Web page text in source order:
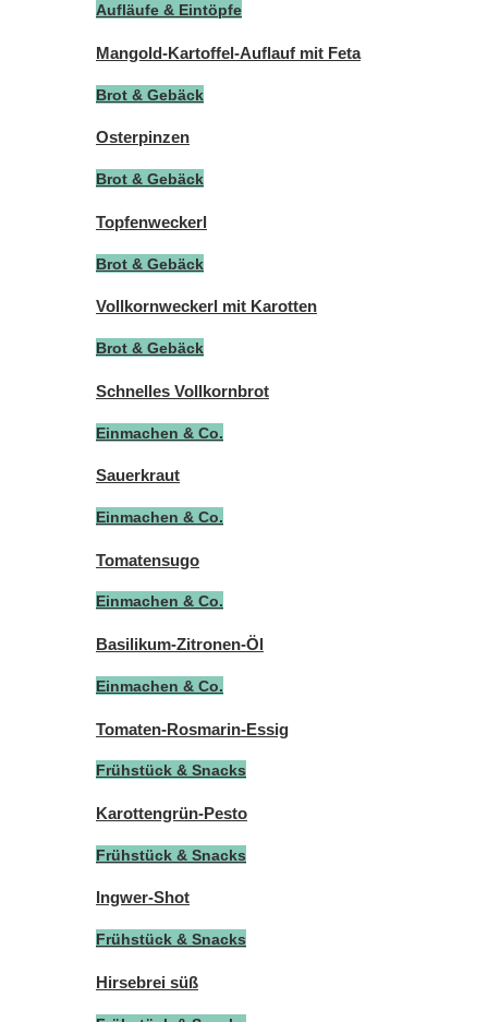
Aufläufe & Eintöpfe
Mangold-Kartoffel-Auflauf mit Feta
Brot & Gebäck
Osterpinzen
Brot & Gebäck
Topfenweckerl
Brot & Gebäck
Vollkornweckerl mit Karotten
Brot & Gebäck
Schnelles Vollkornbrot
Einmachen & Co.
Sauerkraut
Einmachen & Co.
Tomatensugo
Einmachen & Co.
Basilikum-Zitronen-Öl
Einmachen & Co.
Tomaten-Rosmarin-Essig
Frühstück & Snacks
Karottengrün-Pesto
Frühstück & Snacks
Ingwer-Shot
Frühstück & Snacks
Hirsebrei süß